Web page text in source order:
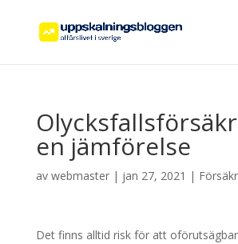
en jämförelse
av webmaster| jan 27, 2021 |
Det finns alltid risk för att